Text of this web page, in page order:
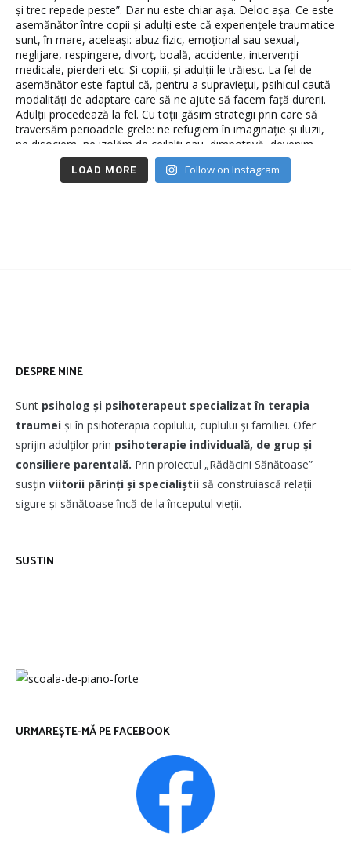
LOAD MORE Follow on Instagram
DESPRE MINE
Sunt psiholog și psihoterapeut specializat în terapia
traumei și în psihoterapia copilului, cuplului și familiei. Ofer
sprijin adulților prin psihoterapie individuală, de grup și
consiliere parentală. Prin proiectul „Rădăcini Sănătoase”
susțin viitorii părinți și specialiștii să construiască relații
sigure și sănătoase încă de la începutul vieții.
SUSTIN
URMAREȘTE-MĂ PE FACEBOOK